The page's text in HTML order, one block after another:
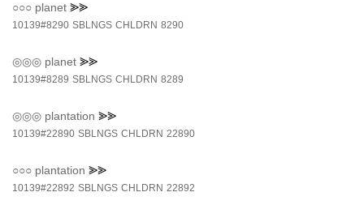
○○○ planet ⪢⪢
10139#8290 SBLNGS CHLDRN 8290
◎◎◎ planet ⪢⪢
10139#8289 SBLNGS CHLDRN 8289
◎◎◎ plantation ⪢⪢
10139#22890 SBLNGS CHLDRN 22890
○○○ plantation ⪢⪢
10139#22892 SBLNGS CHLDRN 22892